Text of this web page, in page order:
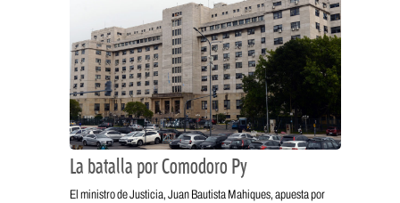
La batalla por Comodoro Py
El ministro de Justicia, Juan Bautista Mahiques, apuesta por